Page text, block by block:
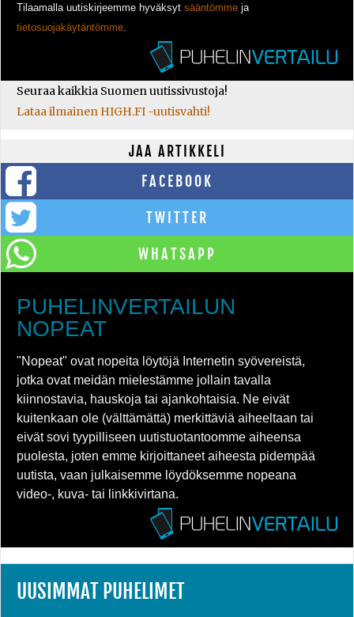
Tilaamalla uutiskirjeemme hyväksyt sääntömme ja
tietosuojakäytäntömme
Seuraa kaikkia Suomen uutissivustoja!
Lataa ilmainen HIGH.FI -uutisvahti!
JAA ARTIKKELI
FACEBOOK
TWITTER
WHATSAPP
PUHELINVERTAILUN
NOPEAT
"Nopeat" ovat nopeita löytöjä Internetin syövereistä,
jotka ovat meidän mielestämme jollain tavalla
kiinnostavia, hauskoja tai ajankohtaisia. Ne eivät
kuitenkaan ole (välttämättä) merkittäviä aiheeltaan tai
eivät sovi tyypilliseen uutistuotantoomme aiheensa
puolesta, joten emme kirjoittaneet aiheesta pidempää
uutista, vaan julkaisemme löydöksemme nopeana
video-, kuva- tai linkkivirtana.
UUSIMMAT PUHELIMET